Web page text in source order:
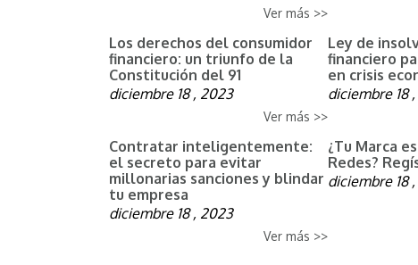
Ver más >>
Los derechos del consumidor
financiero: un triunfo de la
Constitución del 91
diciembre 18 , 2023
Ver más >>
Ley de
financiero
en crisis
diciembre 18
Contratar inteligentemente:
el secreto para evitar
millonarias sanciones y blindar
tu empresa
diciembre 18 , 2023
Ver más >>
¿Tu Marca
Redes?
diciembre 18